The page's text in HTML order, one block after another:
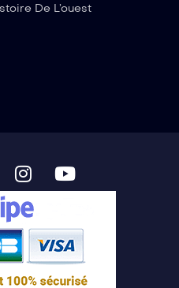
De L’ouest